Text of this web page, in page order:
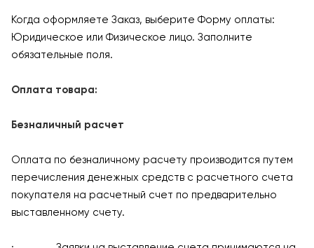
Когда оформляете Заказ, выберите Форму оплаты:
Юридическое или Физическое лицо. Заполните
обязательные поля.
Оплата товара:
Безналичный расчет
Оплата по безналичному расчету производится путем
перечисления денежных средств с расчетного счета
покупателя на расчетный счет по предварительно
выставленному счету.